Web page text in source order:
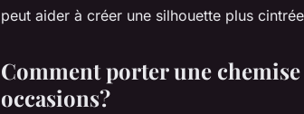
peut aider à créer une silhouette plus
Comment porter une
occasions?